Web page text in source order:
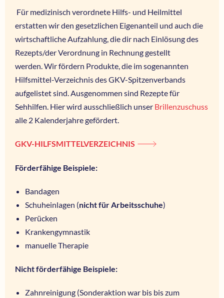
Für medizinisch verordnete Hilfs- und Heilmittel
erstatten wir den gesetzlichen Eigenanteil und auch die
wirtschaftliche Aufzahlung, die dir nach Einlösung des
Rezepts/der Verordnung in Rechnung gestellt
werden. Wir fördern Produkte, die im sogenannten
Hilfsmittel-Verzeichnis des GKV-Spitzenverbands
aufgelistet sind. Ausgenommen sind Rezepte für
Sehhilfen. Hier wird ausschließlich unser Brillenzuschuss
alle 2 Kalenderjahre gefördert.
GKV-HILFSMITTELVERZEICHNIS
Förderfähige Beispiele:
Bandagen
Schuheinlagen (nicht für Arbeitsschuhe)
Perücken
Krankengymnastik
manuelle Therapie
Nicht förderfähige Beispiele:
Zahnreinigung (Sonderaktion war bis bis zum